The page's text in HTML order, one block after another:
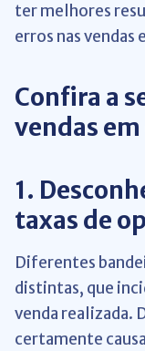
ter melhores
erros nas
Confira a
vendas
1.
taxas de
Diferentes
distintas, que
venda realizada.
certamente